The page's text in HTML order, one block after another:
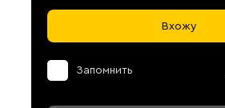
Вхожу
Запомнить